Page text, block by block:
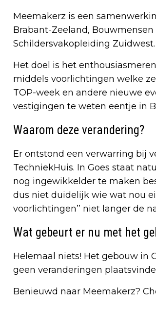
Meemakerz is een
Brabant-Zeeland,
Schildersvakopleiding Zuidwest.
Het doel is het
middels voorlichtingen welke ze
TOP-week en andere nieuwe
vestigingen te weten eentje in
Waarom deze verandering?
Er ontstond een verwarring bij
TechniekHuis. In Goes staat
nog ingewikkelder te maken
dus niet duidelijk wie wat nou
voorlichtingen’’ niet langer de
Wat gebeurt er nu met het
Helemaal niets! Het gebouw in
geen veranderingen
Benieuwd naar Meemakerz?